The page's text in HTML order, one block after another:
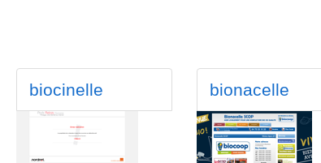
biocinelle bionacelle